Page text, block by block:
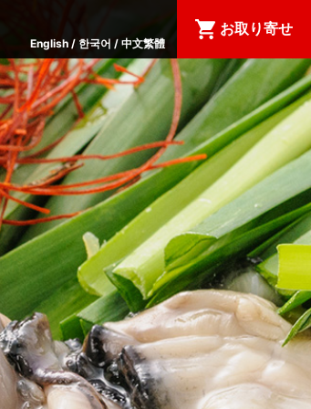
お取り寄せ
English 한국어 中文繁體